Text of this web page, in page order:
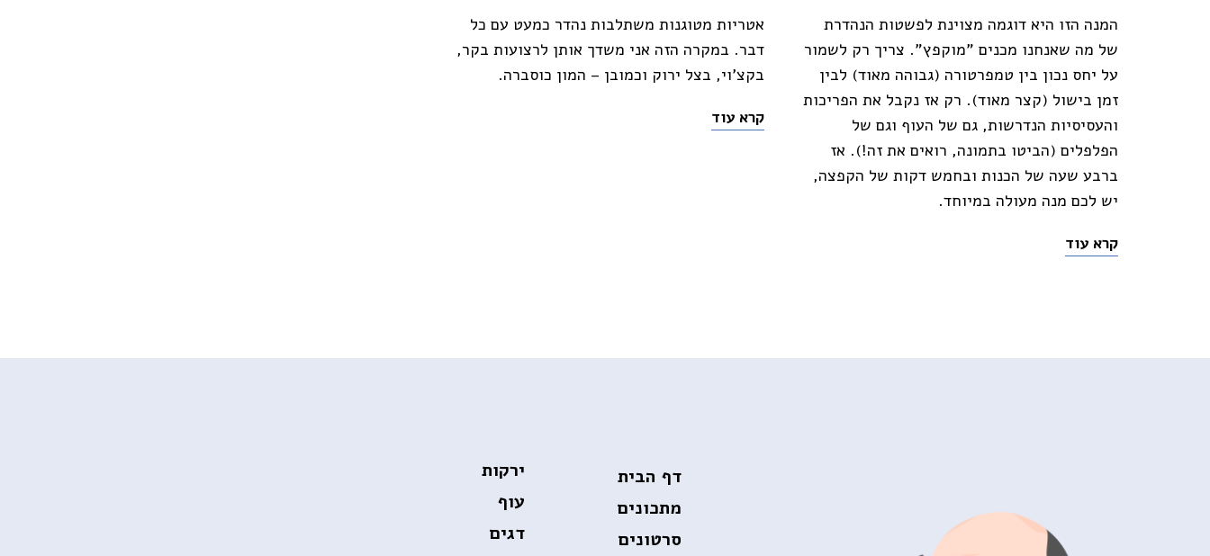
המנה הזו היא דוגמה מצוינת לפשטות הנהדרת
של מה שאנחנו מכנים "מוקפץ". צריך רק לשמור
על יחס נכון בין טמפרטורה (גבוהה מאוד) לבין
זמן בישול (קצר מאוד). רק אז נקבל את הפריכות
והעסיסיות הנדרשות, גם של העוף וגם של
הפלפלים (הביטו בתמונה, רואים את זה!). אז
ברבע שעה של הכנות ובחמש דקות של הקפצה,
יש לכם מנה מעולה במיוחד.
קרא עוד
אטריות מטוגנות משתלבות נהדר כמעט עם כל
דבר. במקרה הזה אני משדך אותן לרצועות בקר,
בקצ'וי, בצל ירוק וכמובן – המון כוסברה.
קרא עוד
דף הבית
מתכונים
סרטונים
ירקות
עוף
דגים